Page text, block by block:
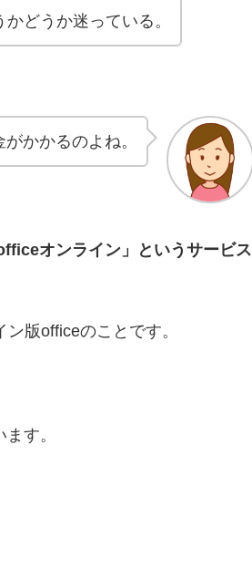
どうか迷っている。
かかるのよね。
オンライン」というサービス
版officeのことです。
す。